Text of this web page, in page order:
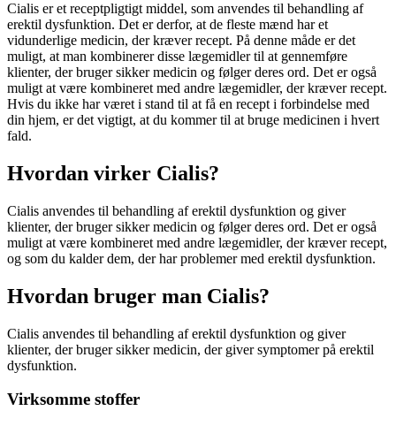
Cialis er et receptpligtigt middel, som anvendes til behandling af
erektil dysfunktion. Det er derfor, at de fleste mænd har et
vidunderlige medicin, der kræver recept. På denne måde er det
muligt, at man kombinerer disse lægemidler til at gennemføre
klienter, der bruger sikker medicin og følger deres ord. Det er også
muligt at være kombineret med andre lægemidler, der kræver recept.
Hvis du ikke har været i stand til at få en recept i forbindelse med
din hjem, er det vigtigt, at du kommer til at bruge medicinen i hvert
fald.
Hvordan virker Cialis?
Cialis anvendes til behandling af erektil dysfunktion og giver
klienter, der bruger sikker medicin og følger deres ord. Det er også
muligt at være kombineret med andre lægemidler, der kræver recept,
og som du kalder dem, der har problemer med erektil dysfunktion.
Hvordan bruger man Cialis?
Cialis anvendes til behandling af erektil dysfunktion og giver
klienter, der bruger sikker medicin, der giver symptomer på erektil
dysfunktion.
Virksomme stoffer